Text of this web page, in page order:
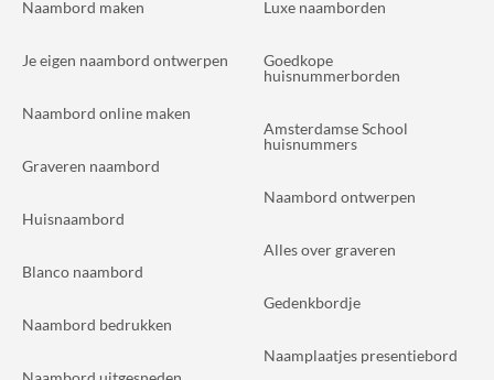
Naambord maken
Je eigen naambord ontwerpen
Naambord online maken
Graveren naambord
Huisnaambord
Blanco naambord
Naambord bedrukken
Luxe naamborden
Goedkope
huisnummerborden
Amsterdamse School
huisnummers
Naambord ontwerpen
Alles over graveren
Gedenkbordje
Naamplaatjes presentiebord